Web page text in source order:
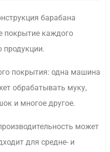
барабана
покрытие каждого
продукции.
покрытия: одна машина
обрабатывать муку,
и многое другое.
может
для средне- и